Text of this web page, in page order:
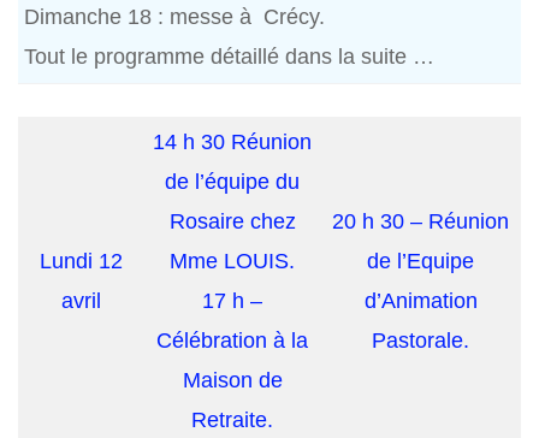
Dimanche 18 : messe à Crécy.
Tout le programme détaillé dans la suite …
Lundi 12
avril
14 h 30 Réunion
de l’équipe du
Rosaire chez
Mme LOUIS.
17 h –
Célébration à la
Maison de
Retraite.
20 h 30 – Réunion
de l’Equipe
d’Animation
Pastorale.